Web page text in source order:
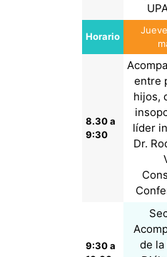
Horario
8.30 a
9:30
entre
hijos,
líder
Dr.
9:30 a
de la